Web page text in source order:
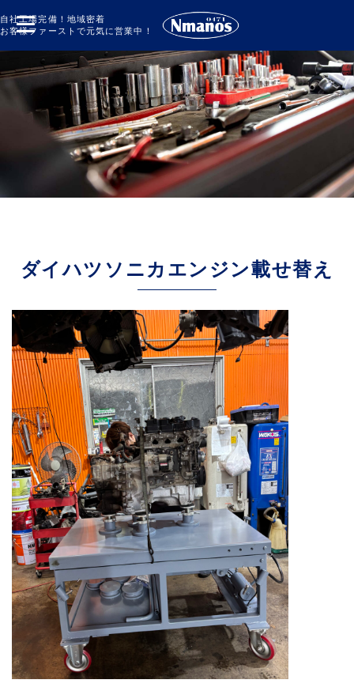
自社工場完備！地域密着
お客様ファーストで元気に営業中！
ダイハツソニカエンジン載せ替え